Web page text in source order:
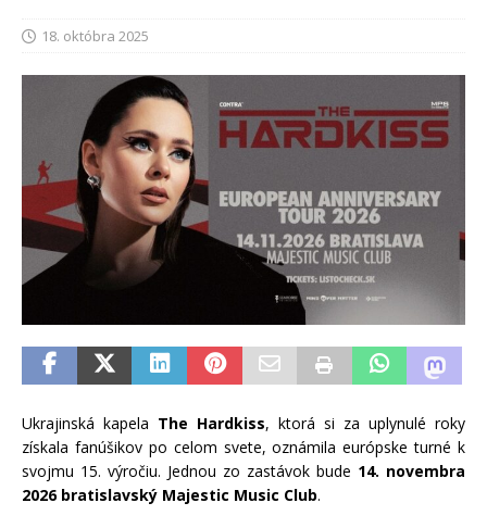
18. októbra 2025
Ukrajinská kapela The Hardkiss, ktorá si za uplynulé roky
získala fanúšikov po celom svete, oznámila európske turné k
svojmu 15. výročiu. Jednou zo zastávok bude 14. novembra
2026 bratislavský Majestic Music Club.